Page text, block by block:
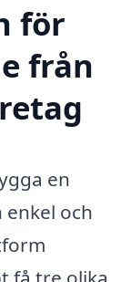
för
från
en
enkel och